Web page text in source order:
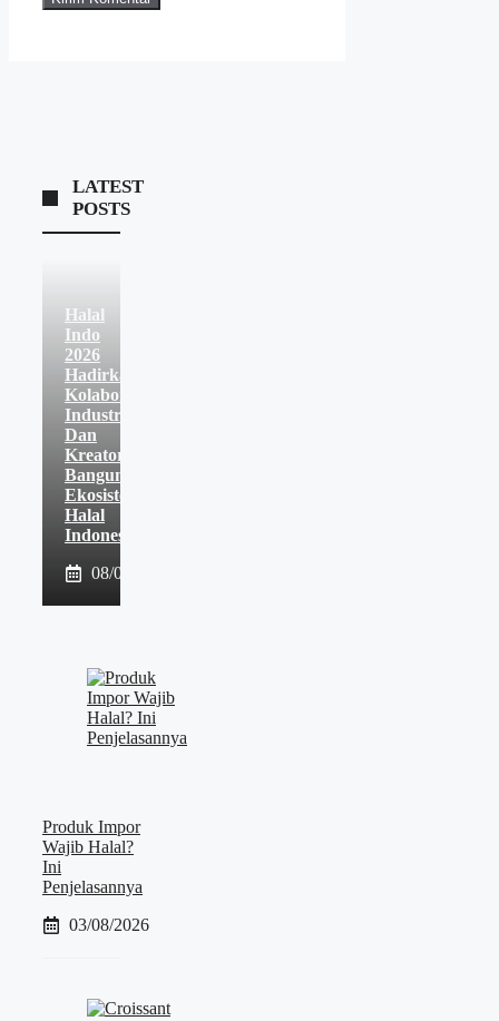
LATEST
POSTS
Halal
Indo
2026
Hadirkan
Kolaborasi
Industri
Dan
Kreator
Bangun
Ekosistem
Halal
Indonesia
08/08/2026
Produk Impor
Wajib Halal?
Ini
Penjelasannya
03/08/2026